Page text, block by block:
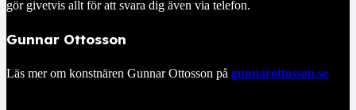
gör givetvis allt för att svara dig även via telefon.
Gunnar Ottosson
Läs mer om konstnären Gunnar Ottosson på gunnarottosson.se